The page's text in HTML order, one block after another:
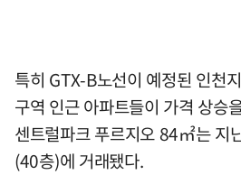
특히 GTX-B노선이 예정된 인천
구역 인근 아파트들이 가격 상승
센트럴파크 푸르지오 84㎡는
(40층)에 거래됐다.